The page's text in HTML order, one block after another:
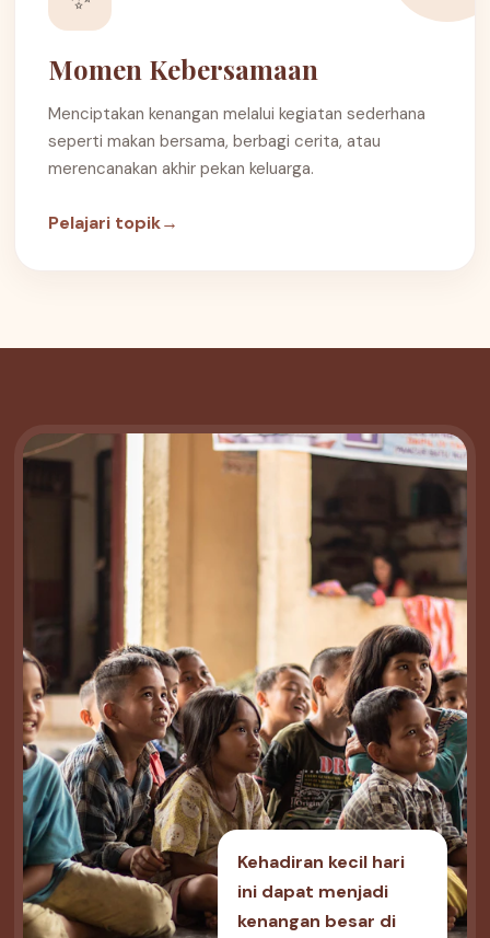
Momen Kebersamaan
Menciptakan kenangan melalui kegiatan sederhana
seperti makan bersama, berbagi cerita, atau
merencanakan akhir pekan keluarga.
Pelajari topik→
Kehadiran kecil hari
ini dapat menjadi
kenangan besar di